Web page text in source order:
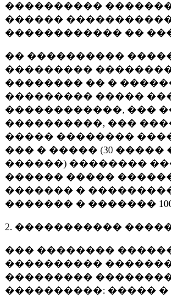
����������
������
������������ ��
�� ����������
���������
�������� �� �
��������� �����
������������, ���
����������, ���
����� ��������
��� � ����� (30 �����
������) ��������
������ �����
������� �
������� � �������
2. �����������
��� ��������
����������
���������
����������: ����� �